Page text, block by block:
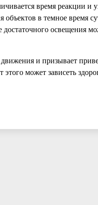
время реакции и
объектов в темное время
достаточного освещения
и призывает
этого может зависеть